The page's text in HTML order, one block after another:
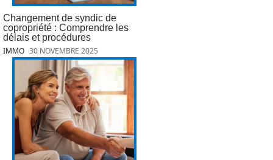
Changement de syndic de
copropriété : Comprendre les
délais et procédures
IMMO 30 NOVEMBRE 2025